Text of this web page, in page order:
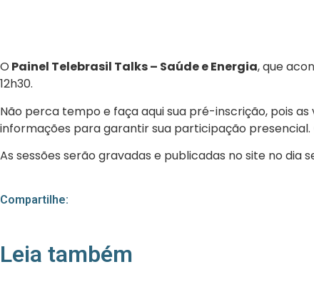
O Painel Telebrasil Talks – Saúde e Energia, que
12h30.
Não perca tempo e faça aqui sua pré-inscrição, pois
informações para garantir sua participação presencial.
As sessões serão gravadas e publicadas no site no dia
Compartilhe:
Leia também